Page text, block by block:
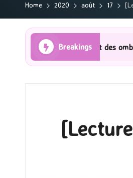
Home 2020 août 17
Breakings
et des ombres [Lecture]